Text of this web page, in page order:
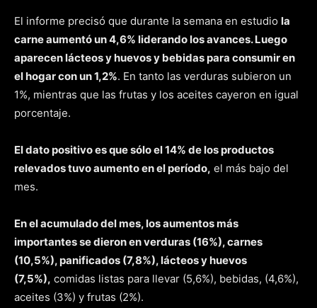
El informe precisó que durante la semana en estudio la
carne aumentó un 4,6% liderando los avances. Luego
aparecen lácteos y huevos y bebidas para consumir en
el hogar con un 1,2%. En tanto las verduras subieron un
1%, mientras que las frutas y los aceites cayeron en igual
porcentaje.
El dato positivo es que sólo el 14% de los productos
relevados tuvo aumento en el período, el más bajo del
mes.
En el acumulado del mes, los aumentos más
importantes se dieron en verduras (16%), carnes
(10,5%), panificados (7,8%), lácteos y huevos
(7,5%), comidas listas para llevar (5,6%), bebidas, (4,6%),
aceites (3%) y frutas (2%).